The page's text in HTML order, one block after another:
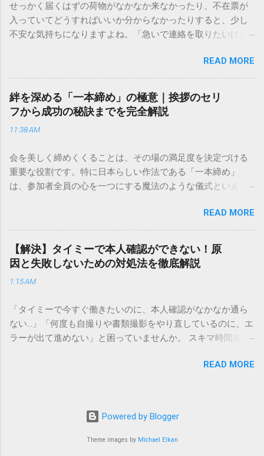
せっかく届くはずの荷物がなかなか来なかったり、不在票が
入っていてどうすればいいか分からなかったりすると、少し
不安な気持ちになりますよね。「急いで連絡を取りたいけれ
きできる？」といった疑問を抱える方も多いはずです。 福山
通運は企業間物流のイメージが強いかもしれませんが、個人
向けの宅配サービスも非常に充実しています。大切なのは、
目的に合わせた適切な連絡先を選ぶことです。この記事で
は、荷物の追跡確認から営業所への電話連絡、再配達の依頼
手順まで、初めての方でも迷わずに解決できる方法を詳しく
本全国に広範なネットワークを持つ大手運送会社です。特に
重量物や大型の荷物、そして企業間の輸送において圧倒的な
実績を誇ります。 個人で利用する場合、他の宅配業者と少し
いう特徴があります。地域に密着した各拠点が配送をコント
ロールしているため、現場の状況に合わせた柔軟な相談がし
やすいのがメリットです。まずは、今抱えている悩みがどの
サービスで解決できるかを確認していきましょう。 1. 荷物の
るのが最も効率的です。現在の荷物がいったいどこにあるの
か、いつ届く予定なのかは、お手元の番号一つで判明しま
す。 伝票番号（お問い合わせ番号）を準備する : 送り状（伝
票）の控えに記載されている、数字の並びを確認してくださ
い。これが荷物の識別番号になります。 確認できる内容 : 集
め、電話がつながるのを待つ必要がありません。 スマートフ
るだけで、リアルタイムの状況が表示されます。もしステー
READ MORE
絆を深める「一本締め」の極意｜挨拶のセリ
フから成功の秘訣までを完全解説
11:38 AM
会を美しく締めくくることは、その場の満足度を決定づける
重要な役割です。特に日本らしい作法である「一本締め」
は、参加者全員の心を一つにする魔法のような儀式といえる
「手拍子のリズムに自信がない」と不安を感じる方も多いは
ずです。この記事では、ビジネスからカジュアルな集まりま
で、どのような場面でも堂々と立ち振る舞えるための「一本
締め」の作法を、基礎知識から具体的なセリフ例まで丁寧に
解説します。 一本締めとは？その本質と効果 一本締めは、単
に手を叩いて終わらせる作業ではありません。その時間、そ
て刻み込む伝統的な儀礼です。 一本締めがもたらすポジティ
ブな効果 一体感の創出 参加者全員が一斉に同じリズムを刻む
ことで、集団としての連帯感が生まれます。 心地よい終幕
韻を大切にしながら、すっきりと解散することができます。
「一本締め」と「一丁締め」の違い 一般的に「パン！パン！
るものを一本締めと呼びますが、一部の地域や習慣ではこれ
READ MORE
【解決】タイミーで本人確認ができない！原
因と失敗しないための対処法を徹底解説
1:15 AM
「タイミーで今すぐ働きたいのに、本人確認がなかなか通ら
ない…」「何度も自撮りや書類撮影をやり直しているのに、エ
ラーが出て進めない」と困っていませんか。 スキマ時間を有
賢い働き方に欠かせないツールです。しかし、その最初の壁
という、もったいない状況になってしまいます。 実は、タイ
ミーの本人確認で失敗する原因の多くは、非常にシンプル
で、ちょっとしたコツを知るだけで解決できるものばかりで
READ MORE
Powered by Blogger
Theme images by Michael Elkan